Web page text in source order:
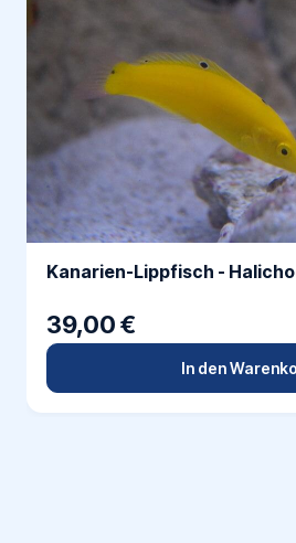
Kanarien-Lippfisch -
39,00 €
In den